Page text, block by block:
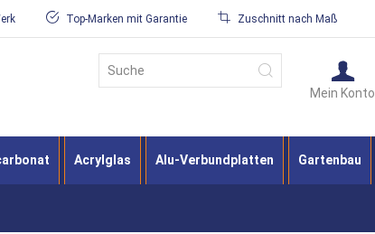
Top-Marken mit Garantie Zuschnitt nach Maß
Mein Konto
Suche
Acrylglas Alu-Verbundplatten Gartenbau